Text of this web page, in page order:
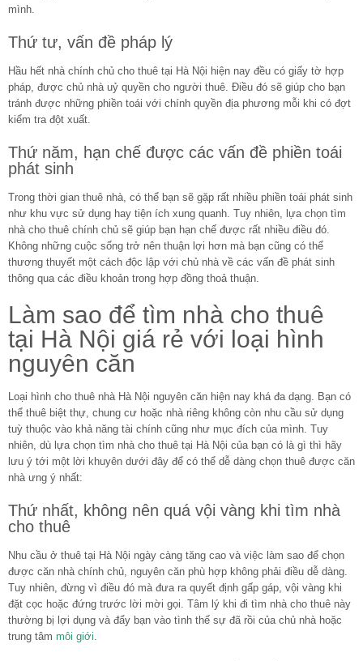
mình.
Thứ tư, vấn đề pháp lý
Hầu hết nhà chính chủ cho thuê tại Hà Nội hiện nay đều có giấy tờ hợp
pháp, được chủ nhà uỷ quyền cho người thuê. Điều đó sẽ giúp cho bạn
tránh được những phiền toái với chính quyền địa phương mỗi khi có đợt
kiểm tra đột xuất.
Thứ năm, hạn chế được các vấn đề phiền toái
phát sinh
Trong thời gian thuê nhà, có thể bạn sẽ gặp rất nhiều phiền toái phát sinh
như khu vực sử dụng hay tiện ích xung quanh. Tuy nhiên, lựa chọn tìm
nhà cho thuê chính chủ sẽ giúp bạn hạn chế được rất nhiều điều đó.
Không những cuộc sống trở nên thuận lợi hơn mà bạn cũng có thể
thương thuyết một cách độc lập với chủ nhà về các vấn đề phát sinh
thông qua các điều khoản trong hợp đồng thoả thuận.
Làm sao để tìm nhà cho thuê
tại Hà Nội giá rẻ với loại hình
nguyên căn
Loại hình cho thuê nhà Hà Nội nguyên căn hiện nay khá đa dạng. Bạn có
thể thuê biệt thự, chung cư hoặc nhà riêng không còn nhu cầu sử dụng
tuỳ thuộc vào khả năng tài chính cũng như mục đích của mình. Tuy
nhiên, dù lựa chọn tìm nhà cho thuê tại Hà Nội của bạn có là gì thì hãy
lưu ý tới một lời khuyên dưới đây để có thể dễ dàng chọn thuê được căn
nhà ưng ý nhất:
Thứ nhất, không nên quá vội vàng khi tìm nhà
cho thuê
Nhu cầu ở thuê tại Hà Nội ngày càng tăng cao và việc làm sao để chọn
được căn nhà chính chủ, nguyên căn phù hợp không phải điều dễ dàng.
Tuy nhiên, đừng vì điều đó mà đưa ra quyết định gấp gáp, vội vàng khi
đặt cọc hoặc đứng trước lời mời gọi. Tâm lý khi đi tìm nhà cho thuê này
thường bị lợi dụng và đẩy bạn vào tình thế sự đã rồi của chủ nhà hoặc
trung tâm môi giới